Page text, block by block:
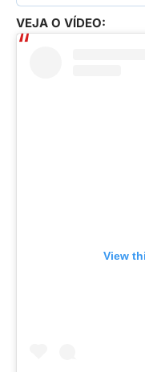
VEJA O VÍDEO:
View